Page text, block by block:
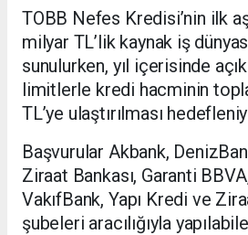
TOBB Nefes Kredisi’nin ilk
milyar TL’lik kaynak iş
sunulurken, yıl içerisinde
limitlerle kredi hacminin
TL’ye ulaştırılması
Başvurular Akbank,
Ziraat Bankası, Garanti
VakıfBank, Yapı Kredi ve
şubeleri aracılığıyla